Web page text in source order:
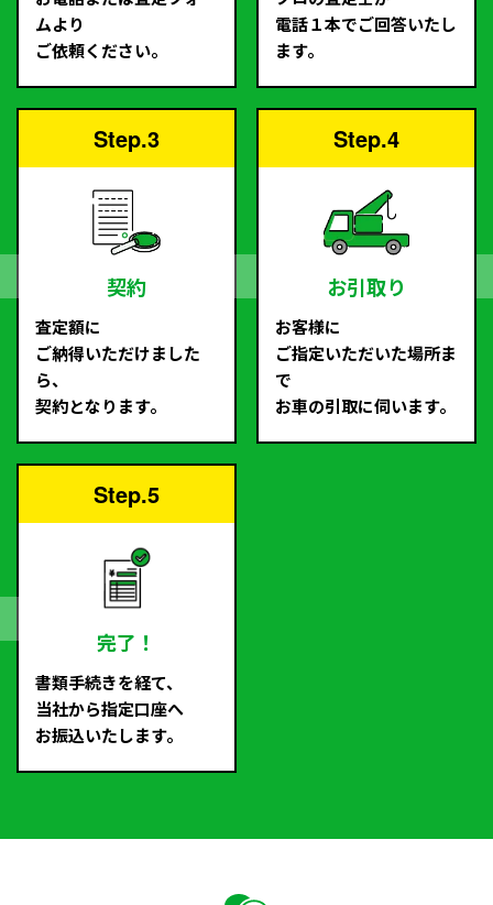
ムより
ご依頼ください。
電話１本でご回答いたし
ます。
Step.3
契約
査定額に
ご納得いただけました
ら、
契約となります。
Step.4
お引取り
お客様に
ご指定いただいた場所ま
で
お車の引取に伺います。
Step.5
完了！
書類手続きを経て、
当社から指定口座へ
お振込いたします。